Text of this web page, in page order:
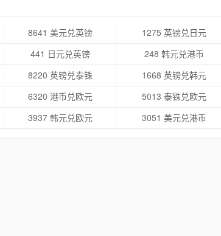
8641 美元兑英镑
1275 英镑兑日元
441 日元兑英镑
248 韩元兑港币
8220 英镑兑泰铢
1668 英镑兑韩元
6320 港币兑欧元
5013 泰铢兑欧元
3937 韩元兑欧元 3051 美元兑港币